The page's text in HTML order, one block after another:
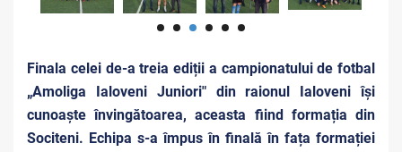
Finala celei de-a treia ediții a campionatului de fotbal
„Amoliga Ialoveni Juniori" din raionul Ialoveni își
cunoaște învingătoarea, aceasta fiind formația din
Sociteni. Echipa s-a împus în finală în fața formației